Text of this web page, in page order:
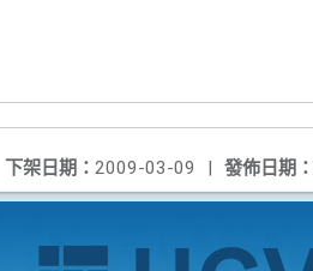
發佈日期：
下架日期： 2009-03-09 |